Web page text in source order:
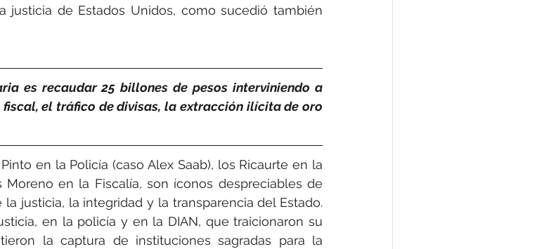
justicia de Estados Unidos, como sucedió también
es recaudar 25 billones de pesos interviniendo a
el tráfico de divisas, la extracción ilícita de oro
en la Policía (caso Alex Saab), los Ricaurte en la
en la Fiscalía, son íconos despreciables de
justicia, la integridad y la transparencia del Estado.
en la policía y en la DIAN, que traicionaron su
la captura de instituciones sagradas para la